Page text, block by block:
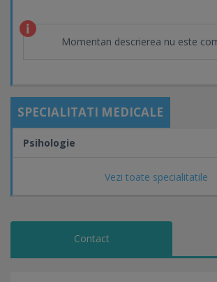
Momentan descrierea nu este
SPECIALITATI MEDICALE
Vezi toate specialitatile
Psihologie
Contact